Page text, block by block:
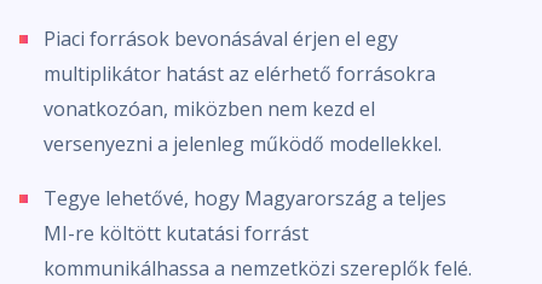
Piaci források bevonásával érjen el egy
multiplikátor hatást az elérhető forrásokra
vonatkozóan, miközben nem kezd el
versenyezni a jelenleg működő modellekkel.
Tegye lehetővé, hogy Magyarország a teljes
MI-re költött kutatási forrást
kommunikálhassa a nemzetközi szereplők felé.